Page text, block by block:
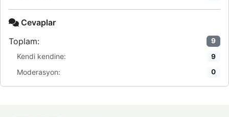
Cevaplar
Toplam:
9
Kendi kendine: 9
Moderasyon: 0